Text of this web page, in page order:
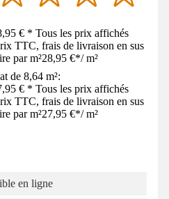
€ * Tous les prix affichés
TTC, frais de livraison en sus
par m²28,95 €*/ m²
de 8,64 m²:
€ * Tous les prix affichés
TTC, frais de livraison en sus
par m²27,95 €*/ m²
en ligne